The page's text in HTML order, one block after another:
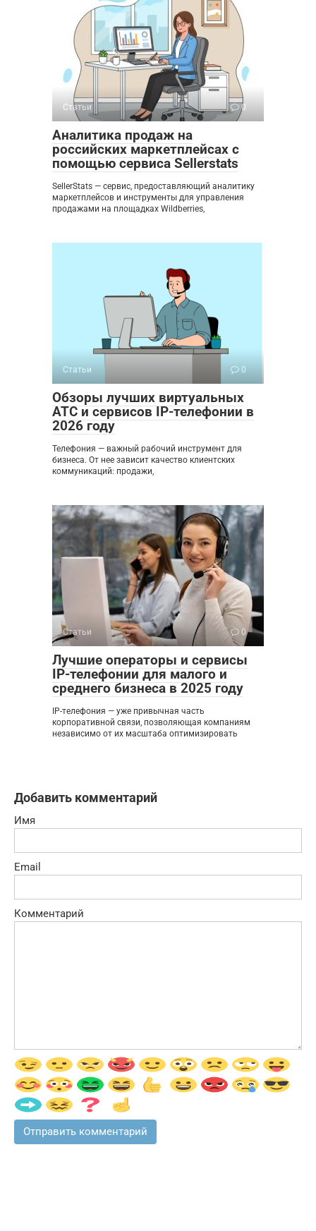
Статьи 0
Аналитика продаж на
российских маркетплейсах с
помощью сервиса Sellerstats
SellerStats — сервис, предоставляющий аналитику
маркетплейсов и инструменты для управления
продажами на площадках Wildberries,
Статьи 0
Обзоры лучших виртуальных
АТС и сервисов IP-телефонии в
2026 году
Телефония — важный рабочий инструмент для
бизнеса. От нее зависит качество клиентских
коммуникаций: продажи,
Статьи 0
Лучшие операторы и сервисы
IP-телефонии для малого и
среднего бизнеса в 2025 году
IP-телефония — уже привычная часть
корпоративной связи, позволяющая компаниям
независимо от их масштаба оптимизировать
Добавить комментарий
Имя
Email
Комментарий